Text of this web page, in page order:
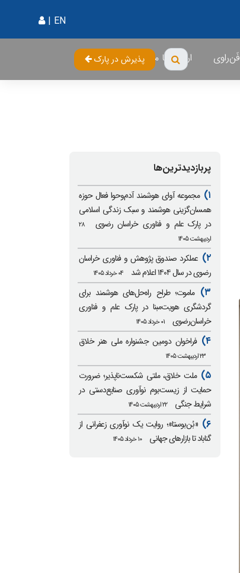
EN
|
ارتباط با ما پذیرش در پارک
پربازدیدترین‌ها
۱)
مجموعه آوای هوشمند آدم‌وحوا فعال حوزه
همسان‌گزینی هوشمند و سبک زندگی اسلامی
در پارک علم و فناوری خراسان رضوی
۲۸
اردیبهشت ۱۴۰۵
۲)
عملکرد صندوق پژوهش و فناوری خراسان
رضوی در سال ۱۴۰۴ اعلام شد
۰۴ خرداد ۱۴۰۵
۳)
ماموت؛ طراح راه‌حل‌های هوشمند برای
گردشگری هویت‌مبنا در پارک علم و فناوری
خراسان‌رضوی
۰۱ خرداد ۱۴۰۵
۴) فراخوان دومین جشنواره ملی هنر خلاق
۲۳ اردیبهشت ۱۴۰۵
۵)
ملت خلاق، ملتی شکست‌ناپذیر؛ ضرورت
حمایت از زیست‌بوم نوآوری صنایع‌دستی در
شرایط جنگی
۲۲ اردیبهشت ۱۴۰۵
۶)
«بُن‌بوستا»؛ روایت یک نوآوری زعفرانی از
گناباد تا بازارهای جهانی
۱۰ خرداد ۱۴۰۵